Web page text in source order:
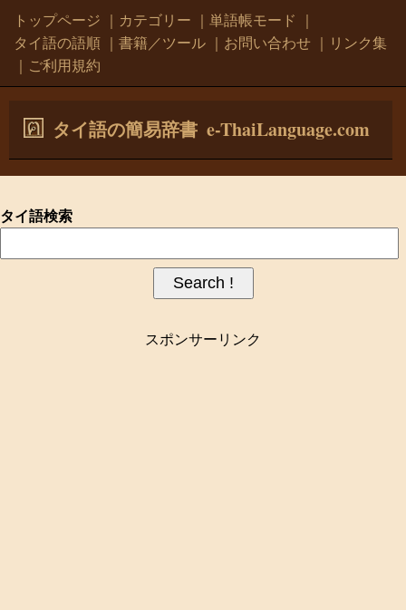
トップページ カテゴリー 単語帳モード
タイ語の語順
書籍／ツール お問い合わせ
リンク集
ご利用規約
タイ語の簡易辞書 e-ThaiLanguage.com
タイ語検索
スポンサーリンク